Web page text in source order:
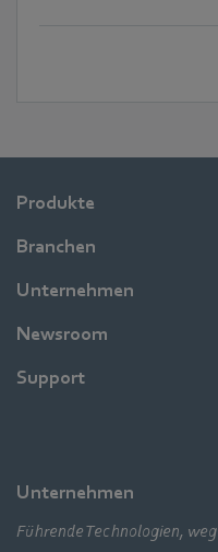
Produkte
Branchen
Unternehmen
Newsroom
Support
Unternehmen
Führende Technologien,